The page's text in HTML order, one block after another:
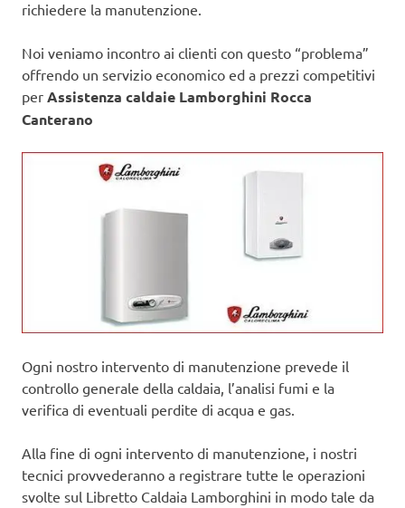
richiedere la manutenzione.
Noi veniamo incontro ai clienti con questo “problema”
offrendo un servizio economico ed a prezzi competitivi
per Assistenza caldaie Lamborghini Rocca
Canterano
Ogni nostro intervento di manutenzione prevede il
controllo generale della caldaia, l’analisi fumi e la
verifica di eventuali perdite di acqua e gas.
Alla fine di ogni intervento di manutenzione, i nostri
tecnici provvederanno a registrare tutte le operazioni
svolte sul Libretto Caldaia Lamborghini in modo tale da